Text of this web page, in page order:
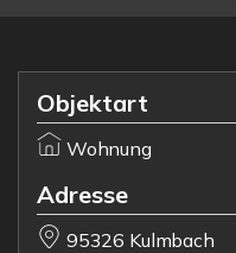
Objektart
Wohnung
Adresse
95326 Kulmbach